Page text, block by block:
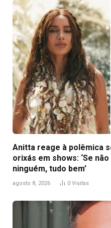
Anitta reage à polêmica
orixás em shows: ‘Se
ninguém, tudo bem’
agosto 8, 2026 0 Visitas